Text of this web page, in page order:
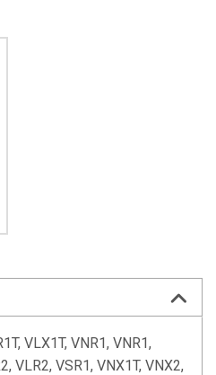
VLX1T, VNR1, VNR1,
VLR2, VSR1, VNX1T, VNX2,